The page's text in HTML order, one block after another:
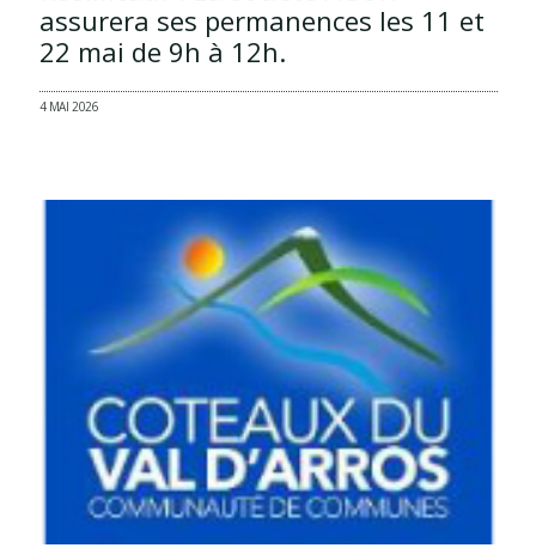
assurera ses permanences les 11 et
22 mai de 9h à 12h.
4 MAI 2026